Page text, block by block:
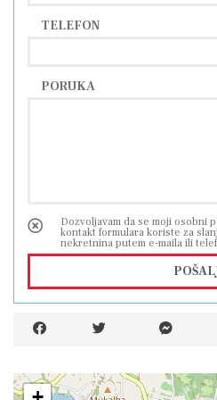
TELEFON
PORUKA
Dozvoljavam da se moji osobni
kontakt formulara koriste za
nekretnina putem e-maila ili